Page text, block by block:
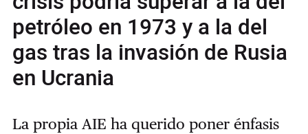
petróleo en 1973 y a la del
gas tras la invasión de Rusia
en Ucrania
La propia AIE ha querido poner énfasis